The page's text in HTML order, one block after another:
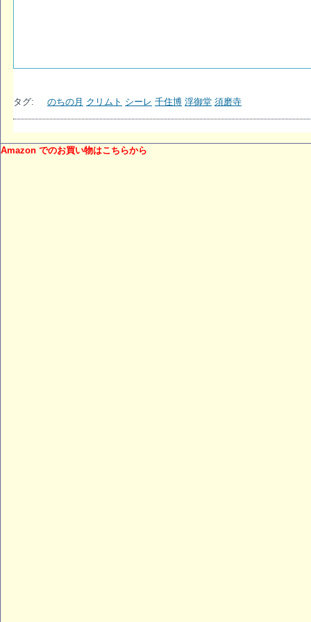
タグ: のちの月 クリムト シーレ 千住博 浮御堂 須磨寺
Amazon でのお買い物はこちらから